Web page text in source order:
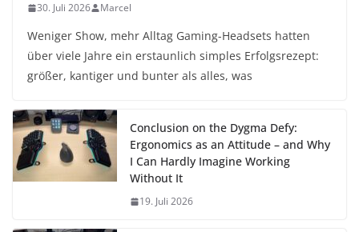
30. Juli 2026 Marcel
Weniger Show, mehr Alltag Gaming-Headsets hatten
über viele Jahre ein erstaunlich simples Erfolgsrezept:
größer, kantiger und bunter als alles, was
Conclusion on the Dygma Defy:
Ergonomics as an Attitude – and Why
I Can Hardly Imagine Working
Without It
19. Juli 2026